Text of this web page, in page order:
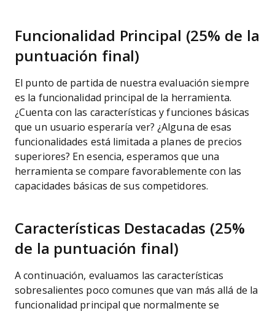
Funcionalidad Principal (25% de la
puntuación final)
El punto de partida de nuestra evaluación siempre
es la funcionalidad principal de la herramienta.
¿Cuenta con las características y funciones básicas
que un usuario esperaría ver? ¿Alguna de esas
funcionalidades está limitada a planes de precios
superiores? En esencia, esperamos que una
herramienta se compare favorablemente con las
capacidades básicas de sus competidores.
Características Destacadas (25%
de la puntuación final)
A continuación, evaluamos las características
sobresalientes poco comunes que van más allá de la
funcionalidad principal que normalmente se